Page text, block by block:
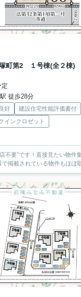
徒歩28分
好 建設住宅性能評価書付
インクロゼット
不要”です！直接見たい物件
掲載されている物件もほぼ